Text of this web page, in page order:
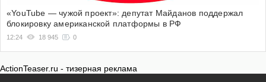
«YouTube — чужой проект»: депутат Майданов поддержал
блокировку американской платформы в РФ
12:24 18 945 0
ActionTeaser.ru - тизерная реклама